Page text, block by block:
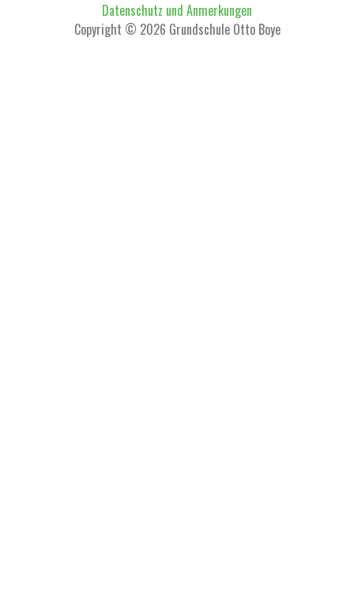
Datenschutz und Anmerkungen
Copyright © 2026 Grundschule Otto Boye